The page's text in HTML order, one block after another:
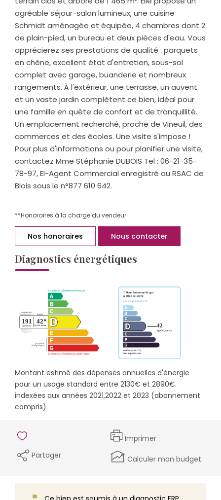
agréable séjour-salon lumineux, une cuisine
Schmidt aménagée et équipée, 4 chambres dont 2
de plain-pied, un bureau et deux pièces d'eau. Vous
apprécierez ses prestations de qualité : parquets
en chêne, excellent état d'entretien, sous-sol
complet avec garage, buanderie et nombreux
rangements. À l'extérieur, une terrasse, un auvent
et un vaste jardin complètent ce bien, idéal pour
une famille en quête de confort et de tranquillité.
Un emplacement recherché, proche de Vineuil, des
commerces et des écoles. Une visite s'impose !
Pour plus d'informations ou pour planifier une visite,
contactez Mme Stéphanie DUBOIS Tel : 06-21-35-
78-97, EI-Agent Commercial enregistré au RSAC de
Blois sous le n°877 610 642.
**Honoraires à la charge du vendeur
Nos honoraires Nous contacter
Diagnostics énergétiques
Montant estimé des dépenses annuelles d'énergie
pour un usage standard entre 2130€ et 2890€.
indexées aux années 2021,2022 et 2023 (abonnement
compris).
Imprimer
Partager
Calculer mon budget